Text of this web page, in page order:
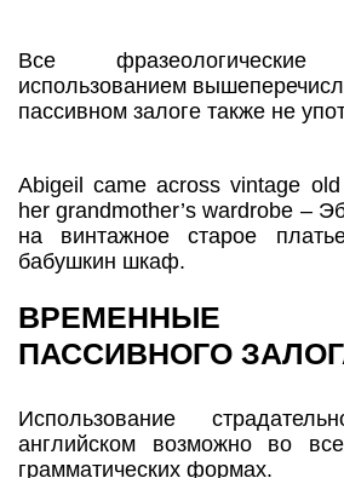
Все
использованием
пассивном залоге также не
Abigeil came across vintage
her grandmother’s wardrobe –
на винтажное старое
бабушкин шкаф.
ВРЕМЕННЫЕ
ПАССИВНОГО
Использование
английском возможно во
грамматических формах.